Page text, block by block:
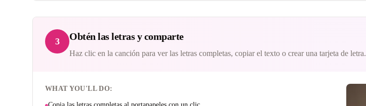
3 Obtén las letras y comparte
Haz clic en la canción para ver las letras completas, copiar el texto o crear una tarjeta de letra.
WHAT YOU'LL DO: